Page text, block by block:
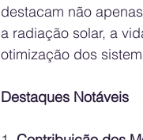
destacam não
a radiação solar, a
otimização dos
Destaques Notáveis